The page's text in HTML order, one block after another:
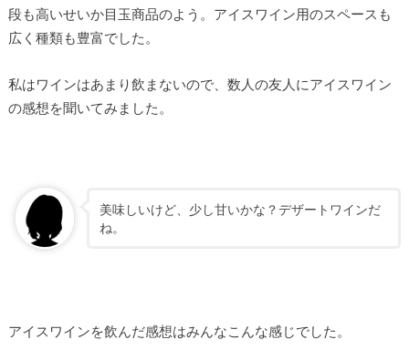
段も高いせいか目玉商品のよう。アイスワイン用のスペースも
広く種類も豊富でした。
私はワインはあまり飲まないので、数人の友人にアイスワイン
の感想を聞いてみました。
美味しいけど、少し甘いかな？デザートワインだ
ね。
アイスワインを飲んだ感想はみんなこんな感じでした。